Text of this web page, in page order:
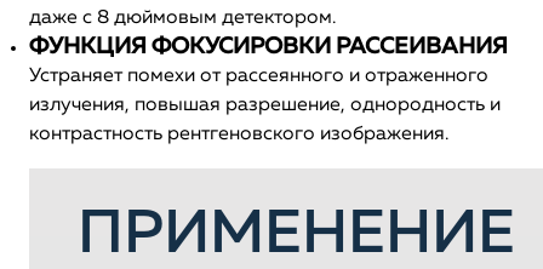
даже с 8 дюймовым детектором.
ФУНКЦИЯ ФОКУСИРОВКИ РАССЕИВАНИЯ
Устраняет помехи от рассеянного и отраженного
излучения, повышая разрешение, однородность и
контрастность рентгеновского изображения.
ПРИМЕНЕНИЕ